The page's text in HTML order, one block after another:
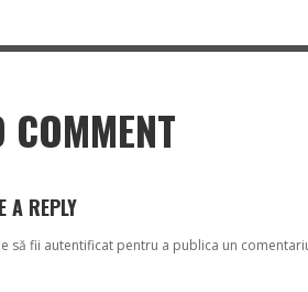
COMMENT
A REPLY
să fii autentificat pentru a publica un